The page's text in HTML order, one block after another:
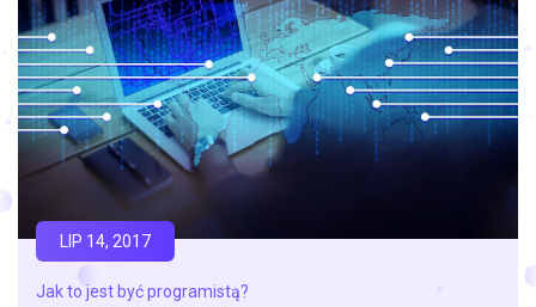
Jak to jest być programistą?
LIP 14, 2017